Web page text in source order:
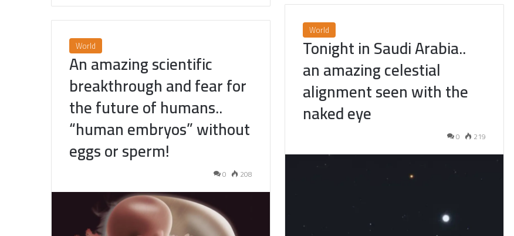
World
Tonight in Saudi Arabia..
an amazing celestial
alignment seen with the
naked eye
0 219
World
An amazing scientific
breakthrough and fear for
the future of humans..
“human embryos” without
eggs or sperm!
0 208